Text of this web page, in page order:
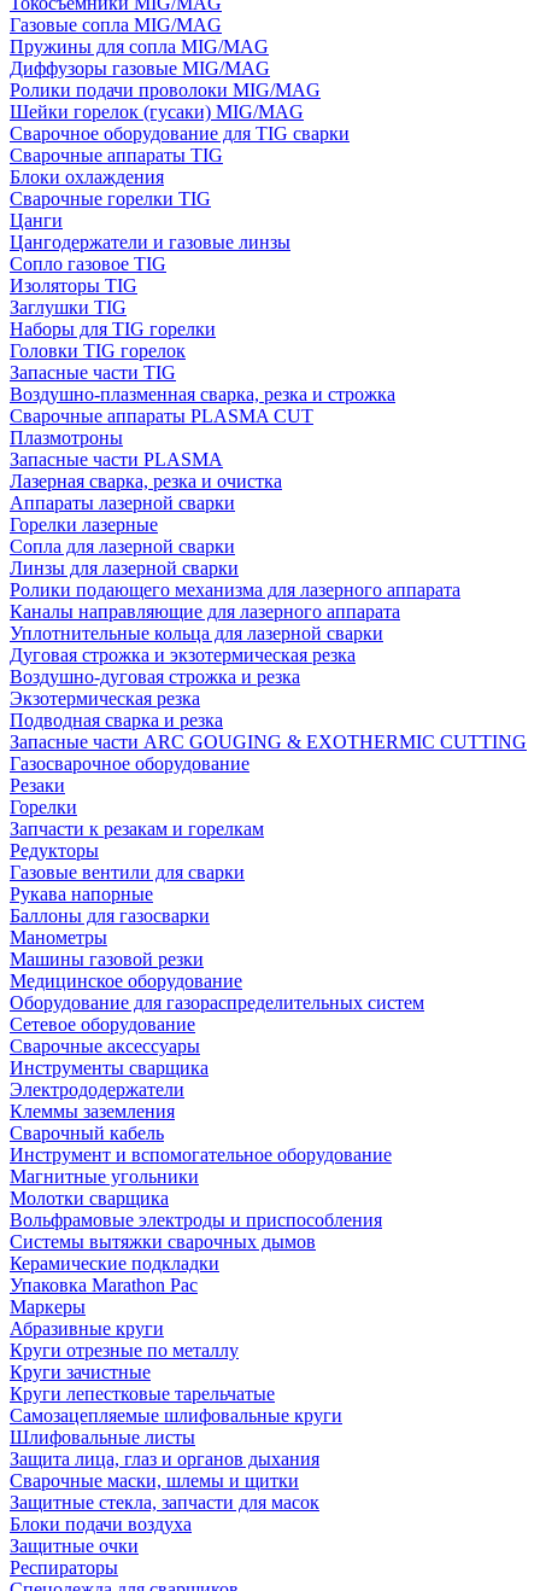
Газовые сопла MIG/MAG
Пружины для сопла MIG/MAG
Диффузоры газовые MIG/MAG
Ролики подачи проволоки MIG/MAG
Шейки горелок (гусаки) MIG/MAG
Сварочное оборудование для TIG сварки
Сварочные аппараты TIG
Блоки охлаждения
Сварочные горелки TIG
Цанги
Цангодержатели и газовые линзы
Сопло газовое TIG
Изоляторы TIG
Заглушки TIG
Наборы для TIG горелки
Головки TIG горелок
Запасные части TIG
Воздушно-плазменная сварка, резка и строжка
Сварочные аппараты PLASMA CUT
Плазмотроны
Запасные части PLASMA
Лазерная сварка, резка и очистка
Аппараты лазерной сварки
Горелки лазерные
Сопла для лазерной сварки
Линзы для лазерной сварки
Ролики подающего механизма для лазерного аппарата
Каналы направляющие для лазерного аппарата
Уплотнительные кольца для лазерной сварки
Дуговая строжка и экзотермическая резка
Воздушно-дуговая строжка и резка
Экзотермическая резка
Подводная сварка и резка
Запасные части ARC GOUGING & EXOTHERMIC CUTTING
Газосварочное оборудование
Резаки
Горелки
Запчасти к резакам и горелкам
Редукторы
Газовые вентили для сварки
Рукава напорные
Баллоны для газосварки
Манометры
Машины газовой резки
Медицинское оборудование
Оборудование для газораспределительных систем
Сетевое оборудование
Сварочные аксессуары
Инструменты сварщика
Электрододержатели
Клеммы заземления
Сварочный кабель
Инструмент и вспомогательное оборудование
Магнитные угольники
Молотки сварщика
Вольфрамовые электроды и приспособления
Системы вытяжки сварочных дымов
Керамические подкладки
Упаковка Marathon Pac
Маркеры
Абразивные круги
Круги отрезные по металлу
Круги зачистные
Круги лепестковые тарельчатые
Самозацепляемые шлифовальные круги
Шлифовальные листы
Защита лица, глаз и органов дыхания
Сварочные маски, шлемы и щитки
Защитные стекла, запчасти для масок
Блоки подачи воздуха
Защитные очки
Респираторы